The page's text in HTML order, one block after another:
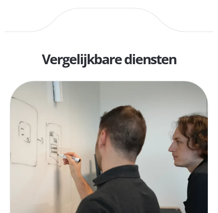
Vergelijkbare diensten